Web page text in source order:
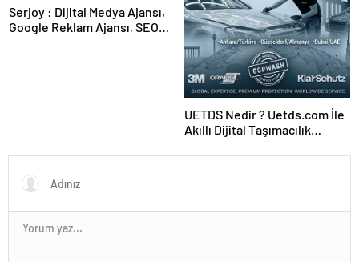
Serjoy : Dijital Medya Ajansı,
Google Reklam Ajansı, SEO
UETDS Nedir ? Uetds.com İle
Akıllı Dijital Taşımacılık